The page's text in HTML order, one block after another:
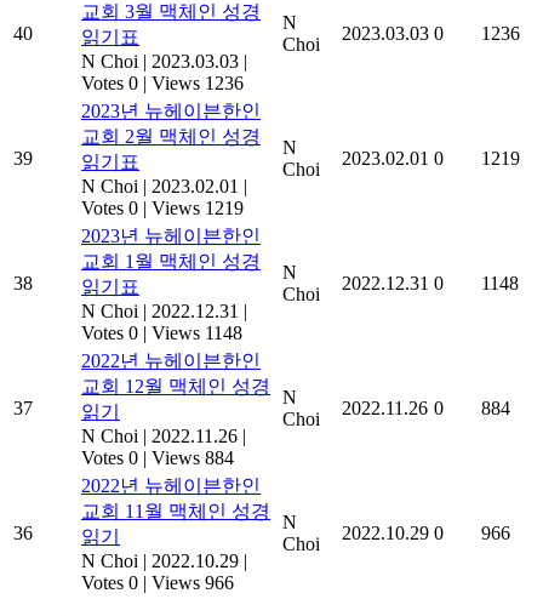
40
교회 3월 맥체인 성경
읽기표
N Choi | 2023.03.03 |
Votes 0 | Views 1236
N
Choi
2023.03.03 0 1236
39
2023년 뉴헤이븐한인
교회 2월 맥체인 성경
읽기표
N Choi | 2023.02.01 |
Votes 0 | Views 1219
N
Choi
2023.02.01 0 1219
38
2023년 뉴헤이븐한인
교회 1월 맥체인 성경
읽기표
N Choi | 2022.12.31 |
Votes 0 | Views 1148
N
Choi
2022.12.31 0 1148
37
2022년 뉴헤이븐한인
교회 12월 맥체인 성경
읽기
N Choi | 2022.11.26 |
Votes 0 | Views 884
N
Choi
2022.11.26 0 884
36
2022년 뉴헤이븐한인
교회 11월 맥체인 성경
읽기
N Choi | 2022.10.29 |
Votes 0 | Views 966
N
Choi
2022.10.29 0 966